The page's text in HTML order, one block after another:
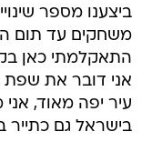
ביצענו מספר
משחקים עד תום
התאקלמתי כאן
אני דובר את שפת
עיר יפה מאוד,
בישראל גם כתייר